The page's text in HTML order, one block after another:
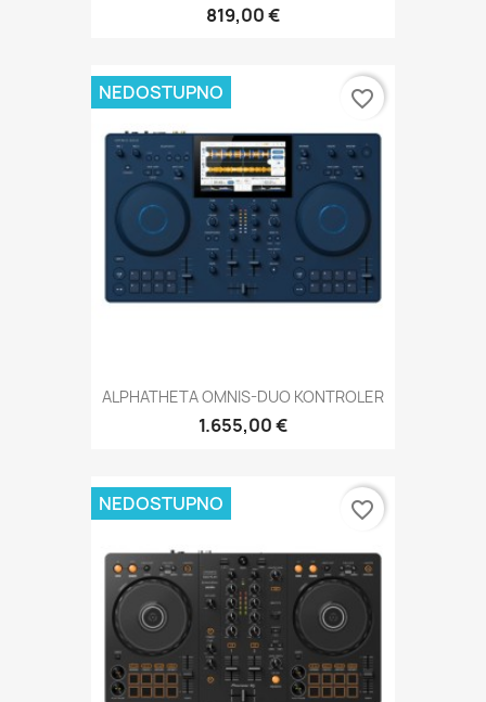
819,00 €
ALPHATHETA OMNIS-DUO KONTROLER
1.655,00 €
NEDOSTUPNO favorite_border
NEDOSTUPNO favorite_border